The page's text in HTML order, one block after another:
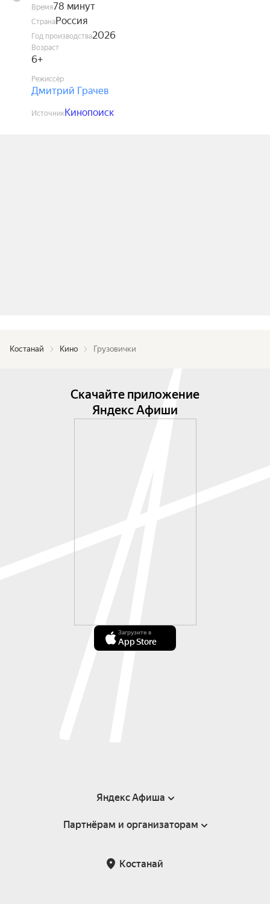
Время78 минут
СтранаРоссия
Год производства2026
Возраст
6+
Режиссёр
Дмитрий Грачев
ИсточникКинопоиск
Костанай Кино Грузовички
Скачайте приложение
Яндекс Афиши
Загрузите в
App Store
Яндекс Афиша
Справка
Возврат билетов
Партнёрам и организаторам
Костанай